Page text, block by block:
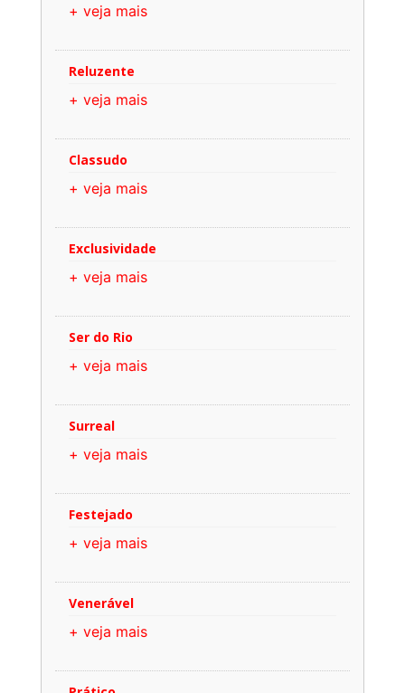
+ veja mais
Reluzente
+ veja mais
Classudo
+ veja mais
Exclusividade
+ veja mais
Ser do Rio
+ veja mais
Surreal
+ veja mais
Festejado
+ veja mais
Venerável
+ veja mais